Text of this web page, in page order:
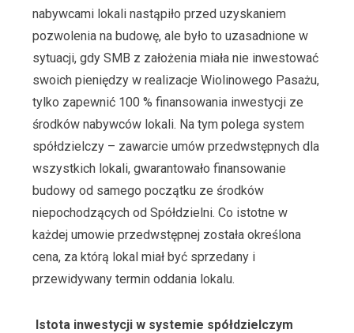
nabywcami lokali nastąpiło przed uzyskaniem
pozwolenia na budowę, ale było to uzasadnione w
sytuacji, gdy SMB z założenia miała nie inwestować
swoich pieniędzy w realizacje Wiolinowego Pasażu,
tylko zapewnić 100 % finansowania inwestycji ze
środków nabywców lokali. Na tym polega system
spółdzielczy – zawarcie umów przedwstępnych dla
wszystkich lokali, gwarantowało finansowanie
budowy od samego początku ze środków
niepochodzących od Spółdzielni. Co istotne w
każdej umowie przedwstępnej została określona
cena, za którą lokal miał być sprzedany i
przewidywany termin oddania lokalu.
Istota inwestycji w systemie spółdzielczym